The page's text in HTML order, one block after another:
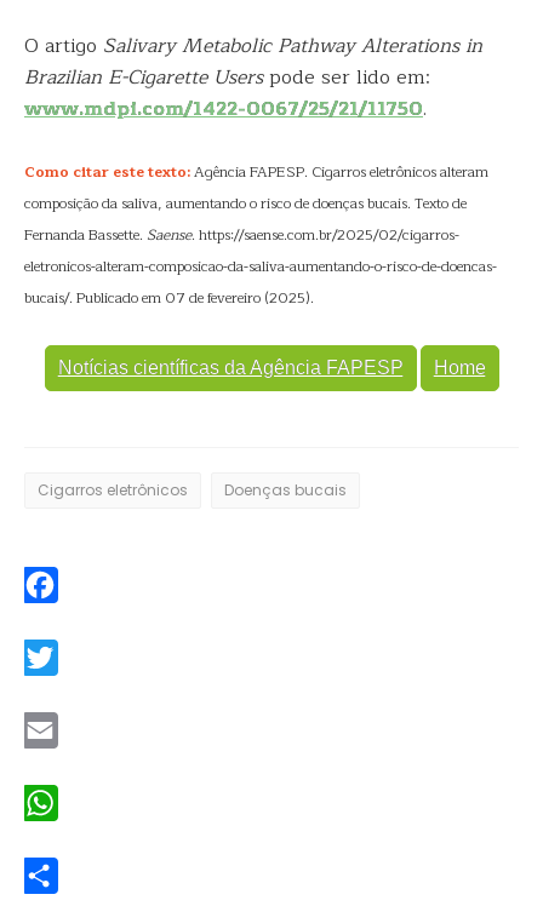
O artigo Salivary Metabolic Pathway Alterations in
Brazilian E-Cigarette Userspode ser lido em:
www.mdpi.com/1422-0067/25/21/11750.
Como citar este texto:Agência FAPESP. Cigarros eletrônicos alteram
composição da saliva, aumentando o risco de doenças bucais. Texto de
Fernanda Bassette. Saense. https://saense.com.br/2025/02/cigarros-
eletronicos-alteram-composicao-da-saliva-aumentando-o-risco-de-doencas-
bucais/. Publicado em 07 de fevereiro (2025).
Notícias científicas da Agência FAPESP Home
Cigarros eletrônicos Doenças bucais